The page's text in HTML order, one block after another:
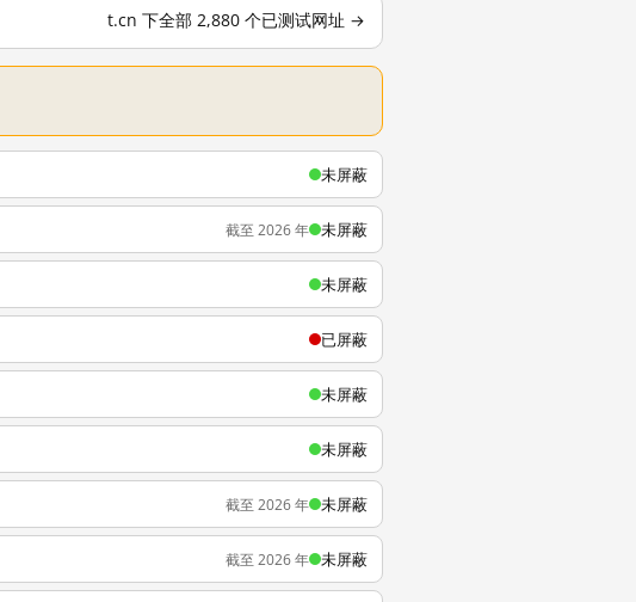
t.cn 下全部 2,880 个已测试网址 →
未屏蔽
截至 2026 年 未屏蔽
未屏蔽
已屏蔽
未屏蔽
未屏蔽
截至 2026 年 未屏蔽
截至 2026 年 未屏蔽